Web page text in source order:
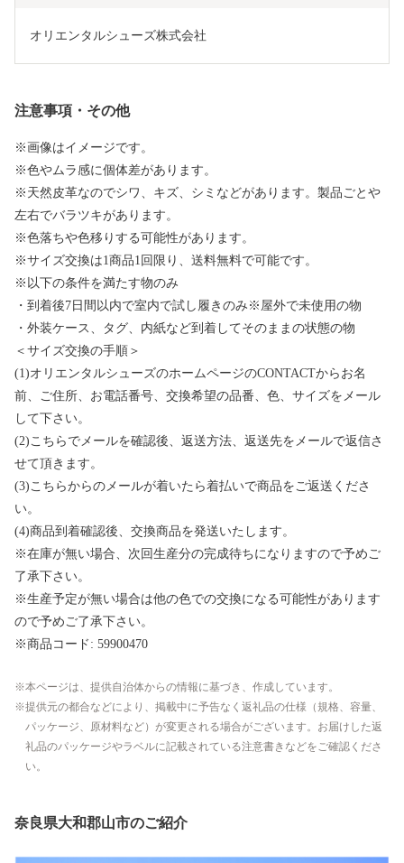
オリエンタルシューズ株式会社
注意事項・その他
※画像はイメージです。
※色やムラ感に個体差があります。
※天然皮革なのでシワ、キズ、シミなどがあります。製品ごとや
左右でバラツキがあります。
※色落ちや色移りする可能性があります。
※サイズ交換は1商品1回限り、送料無料で可能です。
※以下の条件を満たす物のみ
・到着後7日間以内で室内で試し履きのみ※屋外で未使用の物
・外装ケース、タグ、内紙など到着してそのままの状態の物
＜サイズ交換の手順＞
(1)オリエンタルシューズのホームページのCONTACTからお名
前、ご住所、お電話番号、交換希望の品番、色、サイズをメール
して下さい。
(2)こちらでメールを確認後、返送方法、返送先をメールで返信さ
せて頂きます。
(3)こちらからのメールが着いたら着払いで商品をご返送くださ
い。
(4)商品到着確認後、交換商品を発送いたします。
※在庫が無い場合、次回生産分の完成待ちになりますので予めご
了承下さい。
※生産予定が無い場合は他の色での交換になる可能性があります
ので予めご了承下さい。
※商品コード: 59900470
本ページは、提供自治体からの情報に基づき、作成しています。
提供元の都合などにより、掲載中に予告なく返礼品の仕様（規格、容量、
パッケージ、原材料など）が変更される場合がございます。お届けした返
礼品のパッケージやラベルに記載されている注意書きなどをご確認くださ
い。
奈良県大和郡山市のご紹介